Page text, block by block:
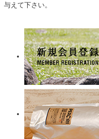
与えて下さい。